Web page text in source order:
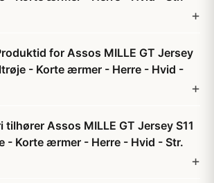
for Assos MILLE GT Jersey
- Korte ærmer - Herre - Hvid -
tilhører Assos MILLE GT Jersey S11
- Korte ærmer - Herre - Hvid - Str.